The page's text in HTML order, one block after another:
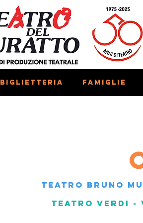
Biglietteria Famiglie
TEATRO BRUNO
TEATRO